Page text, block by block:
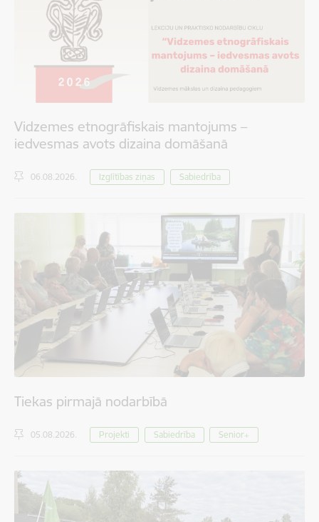
Vidzemes etnogrāfiskais mantojums –
iedvesmas avots dizaina domāšanā
06.08.2026. Izglītības ziņas Sabiedrība
Tiekas pirmajā nodarbībā
05.08.2026. Projekti Sabiedrība Senior+